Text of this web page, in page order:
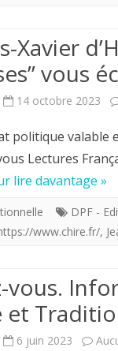
Xavier
vous
14 octobre 2023
politique valable
Lectures
lire davantage »
DPF -
www.chire.fr/,
vous.
et
6 juin 2023